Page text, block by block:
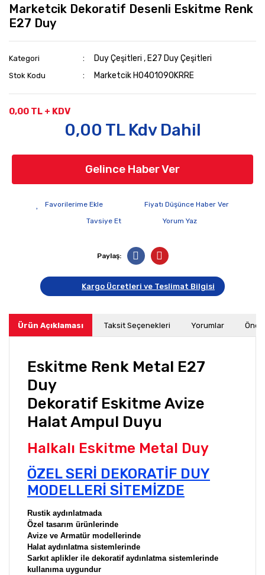
Marketcik Dekoratif Desenli Eskitme Renk
E27 Duy
Kategori Duy Çeşitleri , E27 Duy Çeşitleri
Stok Kodu Marketcik H0401090KRRE
0,00 TL + KDV
0,00 TL Kdv Dahil
Gelince Haber Ver
Fiyatı Düşünce Haber Ver
Tavsiye Et
Yorum Yaz
Paylaş:
Kargo Ücretleri ve Teslimat Bilgisi
Ürün Açıklaması Taksit Seçenekleri Yorumlar
Eskitme Renk Metal E27
Duy
Dekoratif Eskitme Avize
Halat Ampul Duyu
Halkalı Eskitme Metal Duy
ÖZEL SERİ DEKORATİF DUY
MODELLERİ SİTEMİZDE
Rustik aydınlatmada
Özel tasarım ürünlerinde
Avize ve Armatür modellerinde
Halat aydınlatma sistemlerinde
Sarkıt aplikler ile dekoratif aydınlatma sistemlerinde
kullanıma uygundur